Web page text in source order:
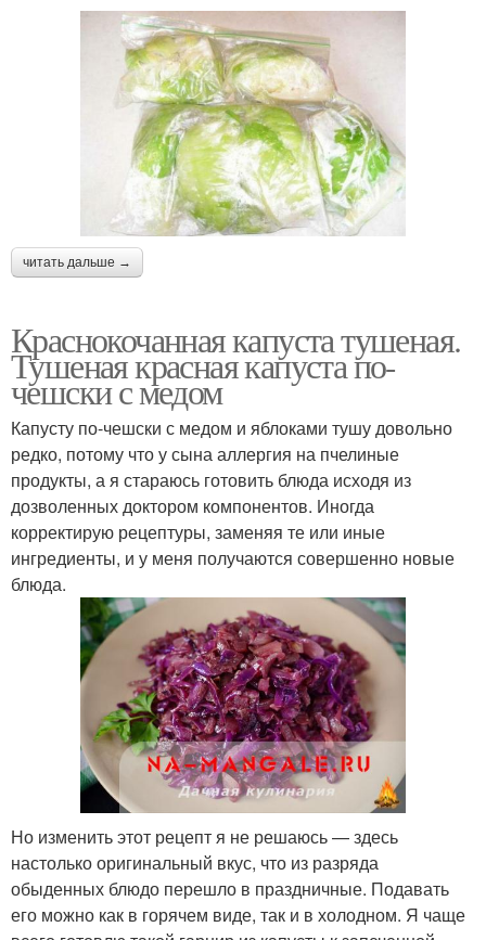
читать дальше →
Краснокочанная капуста тушеная.
Тушеная красная капуста по-
чешски с медом
Капусту по-чешски с медом и яблоками тушу довольно
редко, потому что у сына аллергия на пчелиные
продукты, а я стараюсь готовить блюда исходя из
дозволенных доктором компонентов. Иногда
корректирую рецептуры, заменяя те или иные
ингредиенты, и у меня получаются совершенно новые
блюда.
Но изменить этот рецепт я не решаюсь — здесь
настолько оригинальный вкус, что из разряда
обыденных блюдо перешло в праздничные. Подавать
его можно как в горячем виде, так и в холодном. Я чаще